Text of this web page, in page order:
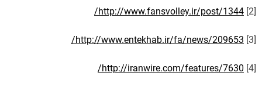
[2]
http://www.fansvolley.ir/post/1344/
[3]
http://www.entekhab.ir/fa/news/209653/
[4]
http://iranwire.com/features/7630/